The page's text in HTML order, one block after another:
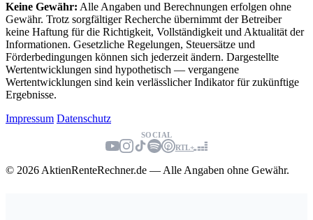
Keine Gewähr: Alle Angaben und Berechnungen erfolgen ohne
Gewähr. Trotz sorgfältiger Recherche übernimmt der Betreiber
keine Haftung für die Richtigkeit, Vollständigkeit und Aktualität der
Informationen. Gesetzliche Regelungen, Steuersätze und
Förderbedingungen können sich jederzeit ändern. Dargestellte
Wertentwicklungen sind hypothetisch — vergangene
Wertentwicklungen sind kein verlässlicher Indikator für zukünftige
Ergebnisse.
Impressum Datenschutz
SOCIAL
RTL+
© 2026 AktienRenteRechner.de — Alle Angaben ohne Gewähr.